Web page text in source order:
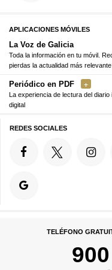
APLICACIONES MÓVILES
La Voz de Galicia
Toda la información en tu móvil.
pierdas la actualidad más relevante
Periódico en PDF
La experiencia de lectura del
digital
REDES SOCIALES
TELÉFONO